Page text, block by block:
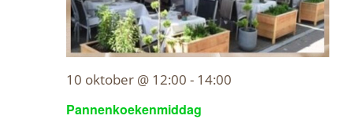
Pannenkoekenmiddag
10 oktober @ 12:00 - 14:00